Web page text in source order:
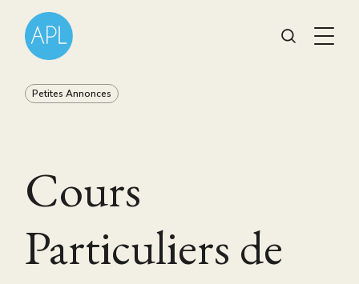
Petites Annonces
Cours
Particuliers de